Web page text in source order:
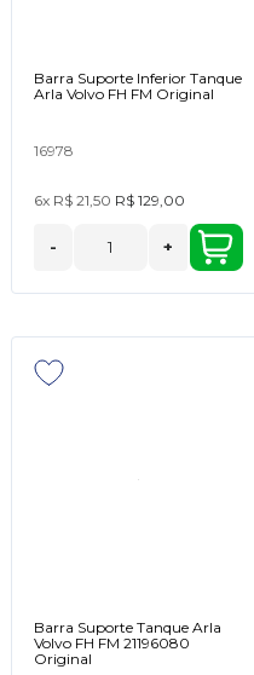
Barra Suporte Inferior Tanque
Arla Volvo FH FM Original
16978
6x R$ 21,50 R$ 129,00
- +
Barra Suporte Tanque Arla
Volvo FH FM 21196080
Original